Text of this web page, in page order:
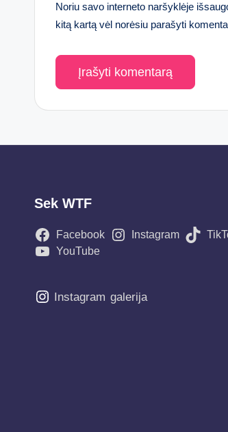
Noriu savo interneto naršyklėje
kitą kartą vėl norėsiu parašyti
Sek WTF
Facebook Instagram
YouTube
Instagram galerija